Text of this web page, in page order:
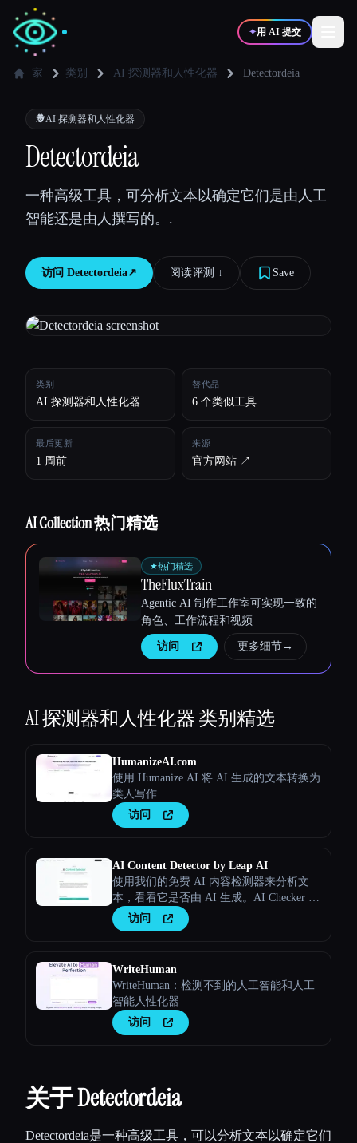
✦用 AI 提交
✍️写作者
💻
🎓学生
所有分类
家 类别 AI 探测器和人性化器 Detectordeia
🕵️AI 探测器和人性化器
Detectordeia
一种高级工具，可分析文本以确定它们是由人工
智能还是由人撰写的。.
访问 Detectordeia↗︎ 阅读评测 ↓︎ Save
类别
AI 探测器和人性化器
替代品
6 个类似工具
最后更新
1 周前
来源
官方网站 ↗︎
AI Collection 热门精选
★热门精选
TheFluxTrain
Agentic AI 制作工作室可实现一致的
角色、工作流程和视频
访问 更多细节→
AI 探测器和人性化器类别精选
HumanizeAI.com
使用 Humanize AI 将 AI 生成的文本转换为
类人写作
访问
AI Content Detector by Leap AI
使用我们的免费 AI 内容检测器来分析文
本，看看它是否由 AI 生成。AI Checker 工
具，永久免费。
访问
WriteHuman
WriteHuman：检测不到的人工智能和人工
智能人性化器
访问
关于 Detectordeia
Detectordeia是一种高级工具，可以分析文本以确定它们